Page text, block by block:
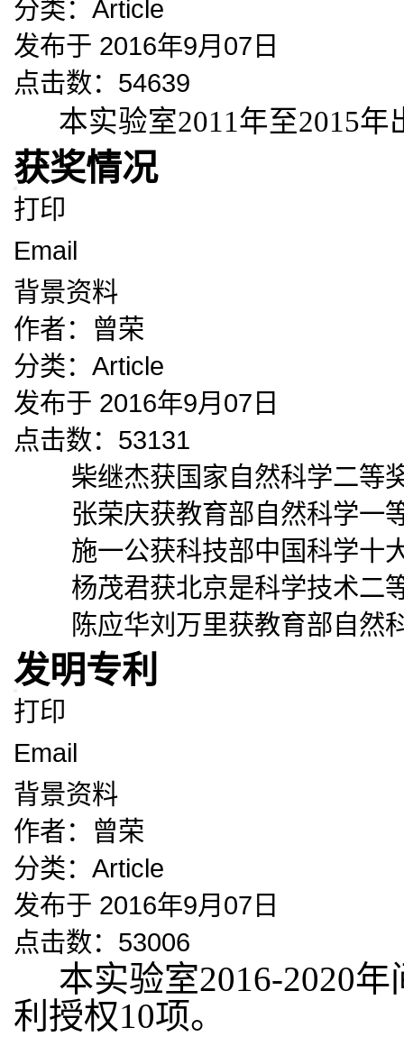
分类： Article
发布于 2016年9月07日
点击数：54639
本实验室2011年至2015年
获奖情况
打印
Email
背景资料
作者： 曾荣
分类： Article
发布于 2016年9月07日
点击数：53131
柴继杰获国家自然科学二等
张荣庆获教育部自然科学一
施一公获科技部中国科学十
杨茂君获北京是科学技术二
陈应华刘万里获教育部自然
发明专利
打印
Email
背景资料
作者： 曾荣
分类： Article
发布于 2016年9月07日
点击数：53006
本实验室2016-2020年
利授权10项。